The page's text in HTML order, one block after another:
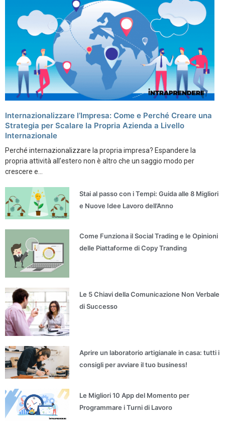
Internazionalizzare l’Impresa: Come e Perché Creare una
Strategia per Scalare la Propria Azienda a Livello
Internazionale
Perché internazionalizzare la propria impresa? Espandere la
propria attività all’estero non è altro che un saggio modo per
crescere e...
Stai al passo con i Tempi: Guida alle 8 Migliori
e Nuove Idee Lavoro dell’Anno
Come Funziona il Social Trading e le Opinioni
delle Piattaforme di Copy Tranding
Le 5 Chiavi della Comunicazione Non Verbale
di Successo
Aprire un laboratorio artigianale in casa: tutti i
consigli per avviare il tuo business!
Le Migliori 10 App del Momento per
Programmare i Turni di Lavoro